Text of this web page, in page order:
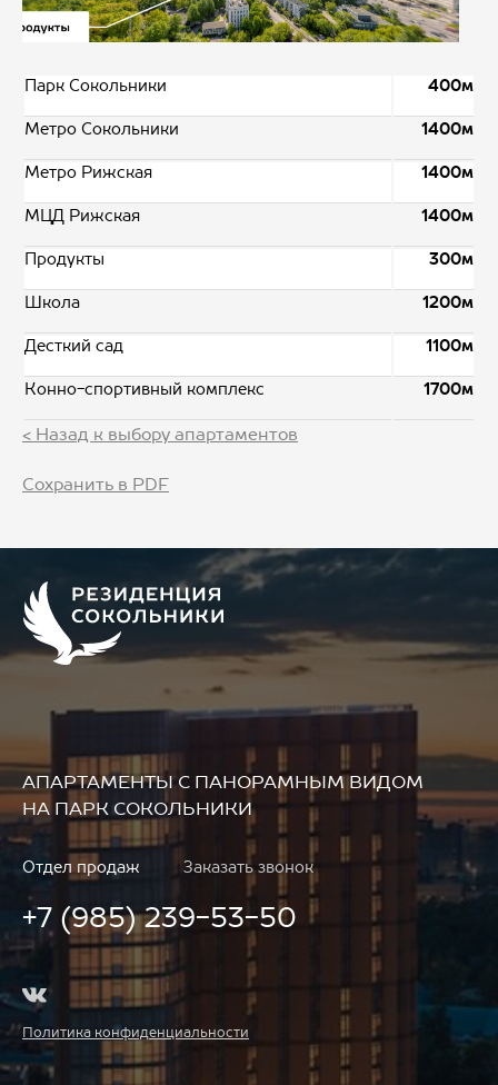
Парк Сокольники 400м
Метро Сокольники 1400м
Метро Рижская 1400м
МЦД Рижская 1400м
Продукты 300м
Школа 1200м
Десткий сад 1100м
Конно-спортивный комплекс 1700м
< Назад к выбору апартаментов
Сохранить в PDF
АПАРТАМЕНТЫ С ПАНОРАМНЫМ ВИДОМ
НА ПАРК СОКОЛЬНИКИ
Отдел продаж Заказать звонок
+7 (985) 239-53-50
Политика конфиденциальности